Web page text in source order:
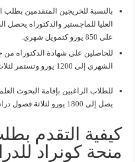
بالنسبة للخريجين المتقدمين
العليا للماجستير والدكتوراه
على 850 يورو كتمويل شهري.
للحاصلين على شهادة الدكتوراه من
الشهري إلى 1200 يورو وتستمر لثلاث سنوات.
للطلاب الراغبين بإقامة البحوث
يصل إلى 1800 يورو لثلاثة فصول دراسية.
كيفية التقدم
منحة كونراد